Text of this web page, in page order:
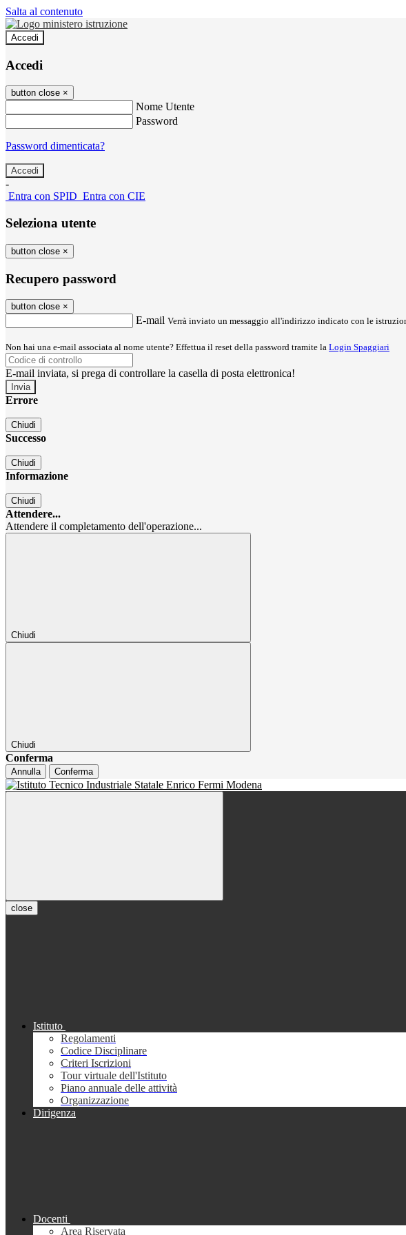
Salta al contenuto
Accedi
Accedi
button close ×
Nome Utente
Password
Password dimenticata?
-
Entra con SPID Entra con CIE
Seleziona utente
button close ×
Recupero password
button close ×
E-mail Verrà inviato un messaggio all'indirizzo indicato con le
Non hai una e-mail associata al nome utente? Effettua il reset della password tramite la Login Spaggiari
E-mail inviata, si prega di controllare la casella di posta elettronica!
Errore
Chiudi
Successo
Chiudi
Informazione
Chiudi
Attendere...
Attendere il completamento dell'operazione...
Chiudi
Chiudi
Conferma
Annulla Conferma
close
Istituto
Regolamenti
Codice Disciplinare
Criteri Iscrizioni
Tour virtuale dell'Istituto
Piano annuale delle attività
Organizzazione
Dirigenza
Docenti
Area Riservata